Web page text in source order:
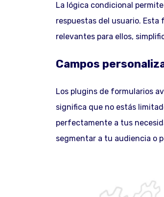
La lógica condicional
respuestas del usuario. Esta
relevantes para ellos,
Campos
Los plugins de formularios
significa que no estás
perfectamente a tus
segmentar a tu audiencia o